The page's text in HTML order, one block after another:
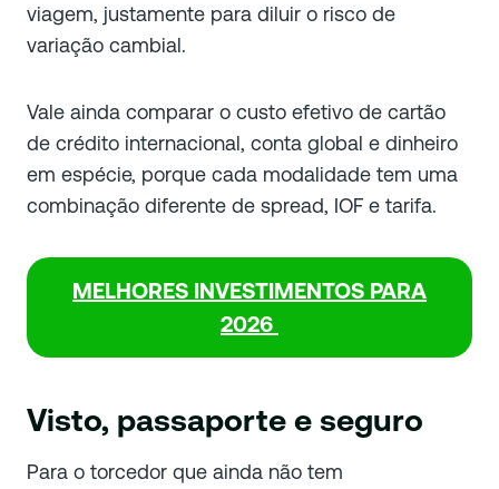
viagem, justamente para diluir o risco de
variação cambial.
Vale ainda comparar o custo efetivo de cartão
de crédito internacional, conta global e dinheiro
em espécie, porque cada modalidade tem uma
combinação diferente de spread, IOF e tarifa.
MELHORES INVESTIMENTOS PARA
2026
Visto, passaporte e seguro
Para o torcedor que ainda não tem